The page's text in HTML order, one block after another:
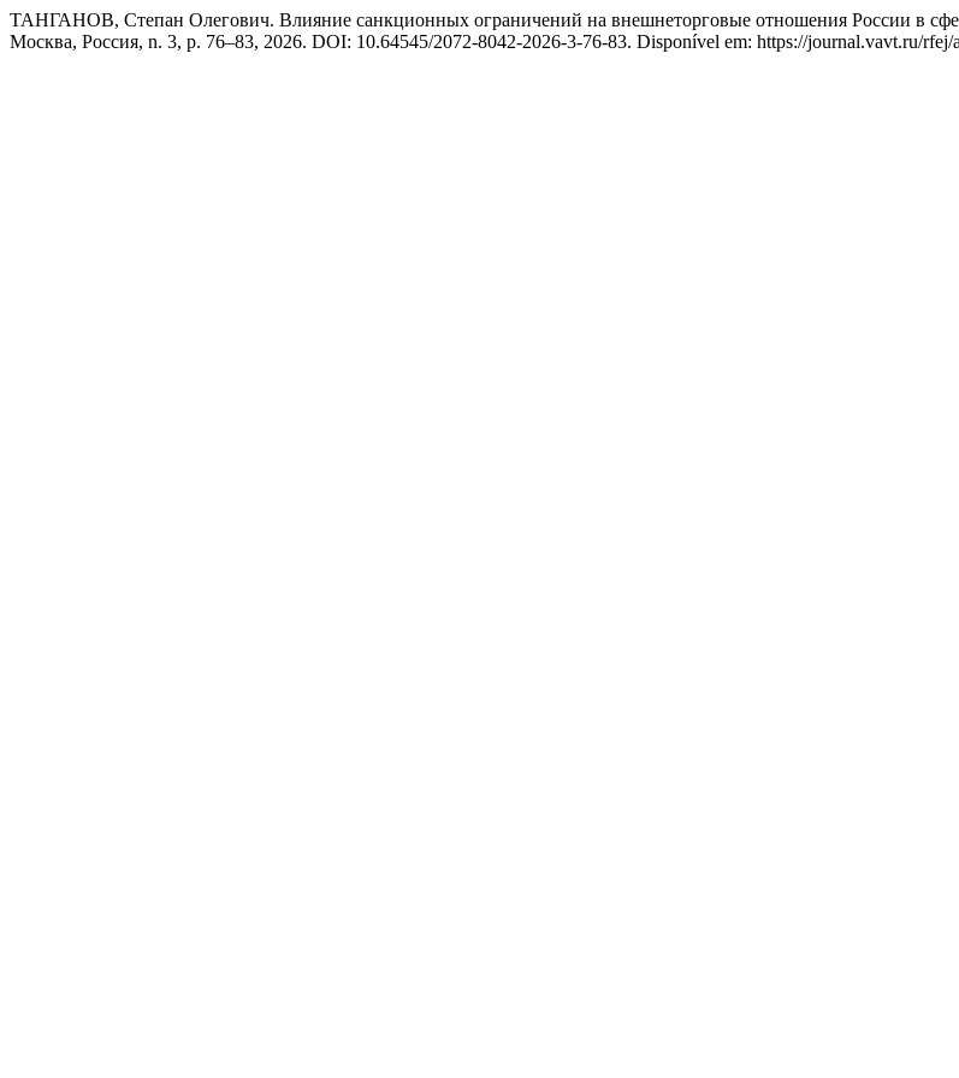
ТАНГАНОВ, Степан Олегович. Влияние санкционных ограничений на внешнеторговые отношения России в
Москва, Россия, n. 3, p. 76–83, 2026. DOI: 10.64545/2072-8042-2026-3-76-83. Disponível em: https://journal.vavt.ru/rfej/